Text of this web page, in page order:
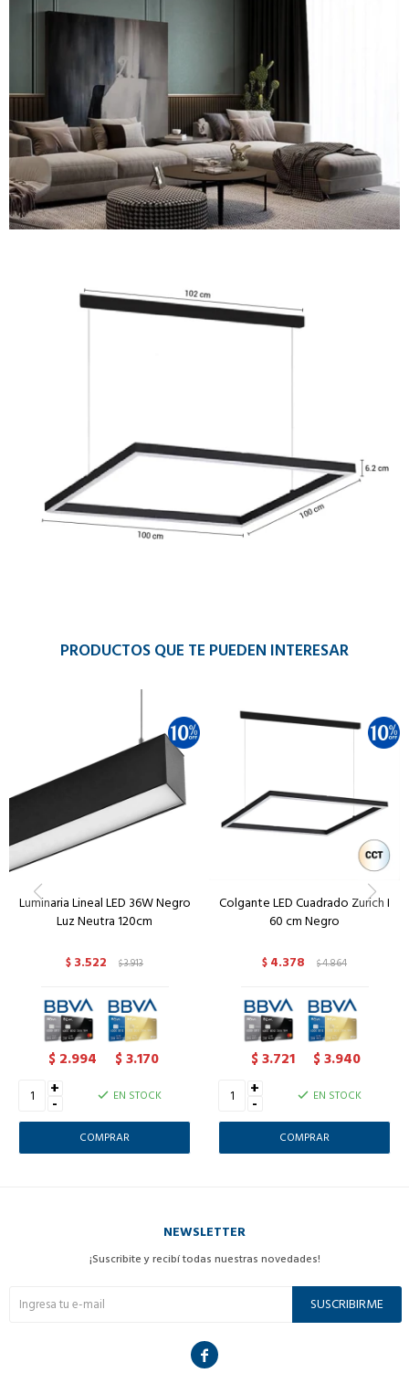
PRODUCTOS QUE TE PUEDEN INTERESAR
Luminaria Lineal LED 36W Negro
Luz Neutra 120cm
$ 3.522 $3.913
$ 2.994 $3.170
+
- EN STOCK
Colgante LED Cuadrado Zurich I
60 cm Negro
$ 4.378 $4.864
$3.721 $3.940
+
- EN STOCK
NEWSLETTER
¡Suscribite y recibí todas nuestras novedades!
SUSCRIBIRME
